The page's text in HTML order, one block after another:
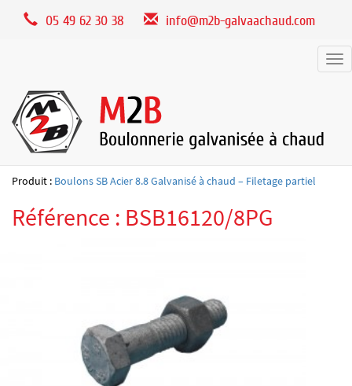
05 49 62 30 38 info@m2b-galvaachaud.com
Produit : Boulons SB Acier 8.8 Galvanisé à chaud – Filetage partiel
Référence : BSB16120/8PG